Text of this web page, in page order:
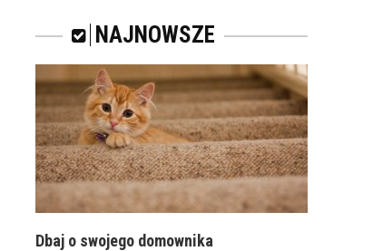
ROYAL CANIN FIBRE
RESPONSE – KARMA
DLA KOTÓW
DOROSŁYCH Z
TENDENCJĄ DO
ZAPARĆ
NAJNOWSZE
Dbaj o swojego domownika